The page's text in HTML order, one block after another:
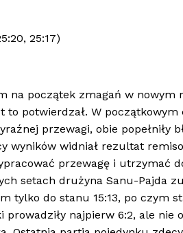
25:17)
na początek zmagań w nowym
to potwierdzał. W początkowym
przewagi, obie popełniły
wyników widniał rezultat
przewagę i utrzymać
setach drużyna Sanu-Pajda
tylko do stanu 15:13, po czym
najpierw 6:2, ale nie